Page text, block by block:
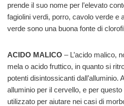
prende il suo nome per l’elevato
fagiolini verdi, porro, cavolo verde e
verde sono una buona fonte di
ACIDO MALICO – L’acido malico,
mela o acido fruttico, in quanto si
potenti disintossicanti dall’alluminio.
alluminio per il cervello, e per
utilizzato per aiutare nei casi di